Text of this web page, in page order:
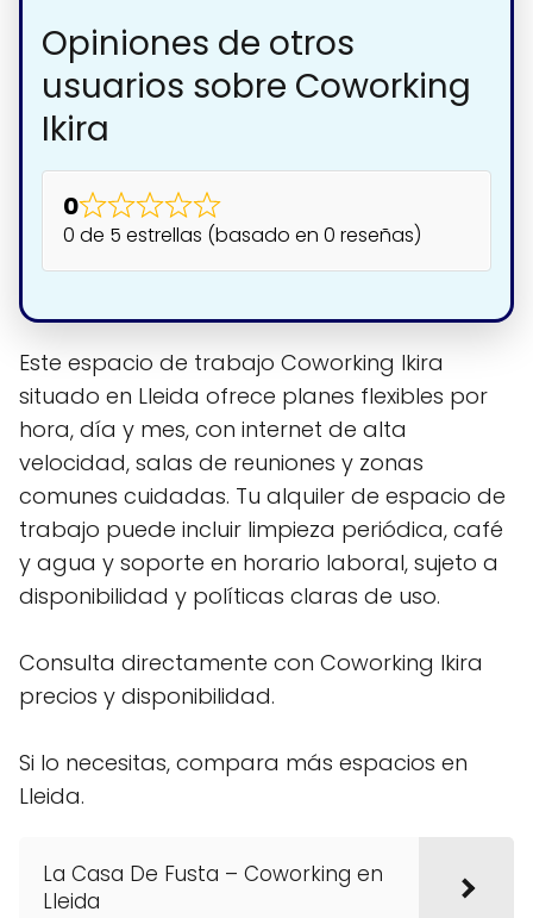
Opiniones de otros
usuarios sobre Coworking
Ikira
0
0 de 5 estrellas (basado en 0 reseñas)
Este espacio de trabajo Coworking Ikira
situado en Lleida ofrece planes flexibles por
hora, día y mes, con internet de alta
velocidad, salas de reuniones y zonas
comunes cuidadas. Tu alquiler de espacio de
trabajo puede incluir limpieza periódica, café
y agua y soporte en horario laboral, sujeto a
disponibilidad y políticas claras de uso.
Consulta directamente con Coworking Ikira
precios y disponibilidad.
Si lo necesitas, compara más espacios en
Lleida.
La Casa De Fusta – Coworking en
Lleida